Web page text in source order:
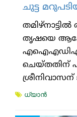
ചുട്ട
തമിഴ്നാട്ടില്‍
തൃഷയെ
ചെയ്തതിന്
ധ്യാന്‍